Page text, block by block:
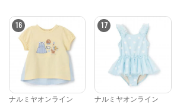
16
ナルミヤオンライン
17
ナルミヤオンライン